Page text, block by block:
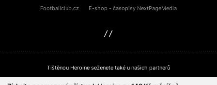
Footballclub.cz E-shop - časopisy NextPageMedia
Tištěnou Heroine seženete také u našich partnerů